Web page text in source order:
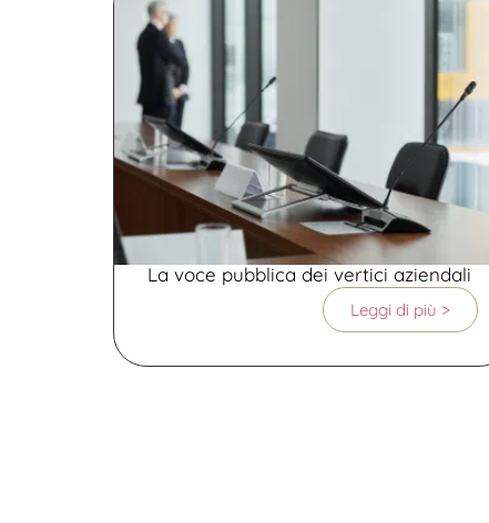
La voce pubblica dei vertici aziendali
Leggi di più >